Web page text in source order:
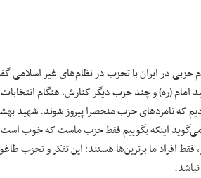
حزبی در ایران با تحزب در نظام‌های غیر اسلامی
امام (ره) و چند حزب دیگر کنارش، هنگام
که نامزدهای حزب منحصرا پیروز شوند. شهید
اینکه بگوییم فقط حزب ماست که خوب
افراد ما برترین‌ها هستند؛ این تفکر و تحزب